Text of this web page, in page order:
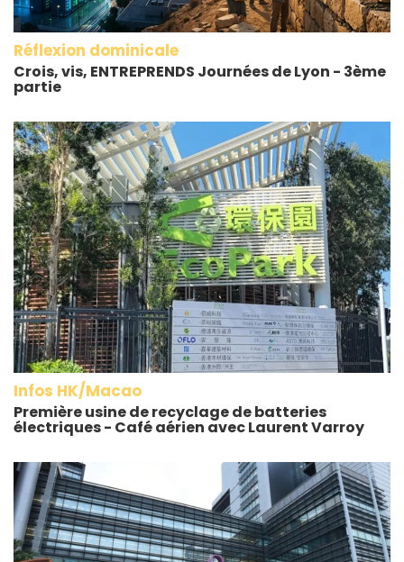
Réflexion dominicale
Crois, vis, ENTREPRENDS Journées de Lyon - 3ème
partie
Infos HK/Macao
Première usine de recyclage de batteries
électriques - Café aérien avec Laurent Varroy